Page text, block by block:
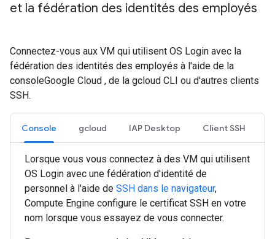
et la fédération des identités des employés
Connectez-vous aux VM qui utilisent OS Login avec la
fédération des identités des employés à l'aide de la
consoleGoogle Cloud , de la gcloud CLI ou d'autres clients
SSH.
Console gcloud IAP Desktop Client SSH
Lorsque vous vous connectez à des VM qui utilisent
OS Login avec une fédération d'identité de
personnel à l'aide de SSH dans le navigateur,
Compute Engine configure le certificat SSH en votre
nom lorsque vous essayez de vous connecter.